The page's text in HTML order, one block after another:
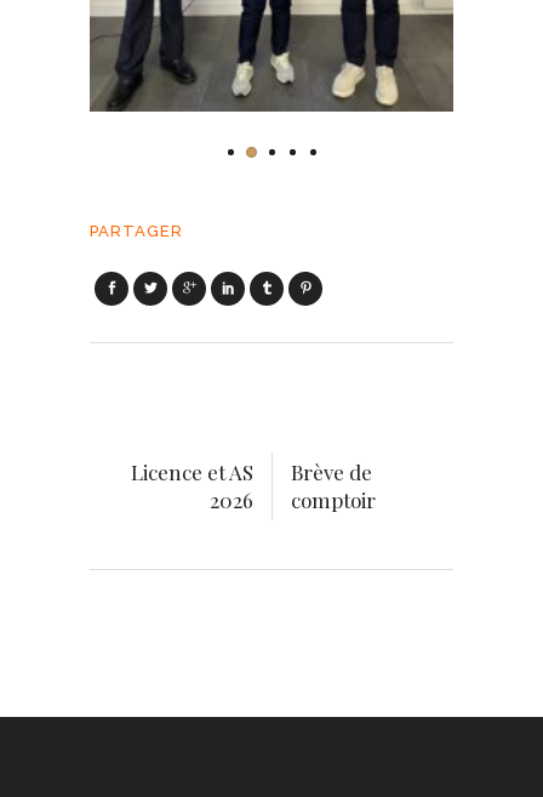
PARTAGER
Licence et AS
2026
Brève de
comptoir